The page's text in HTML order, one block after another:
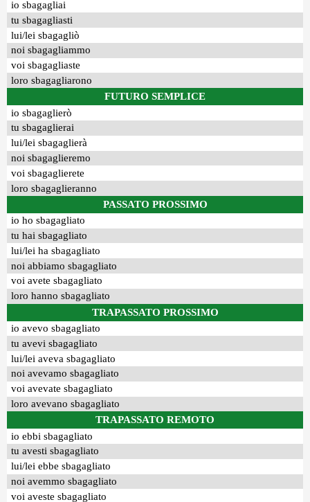
io sbagagliai
tu sbagagliasti
lui/lei sbagagliò
noi sbagagliammo
voi sbagagliaste
loro sbagagliarono
FUTURO SEMPLICE
io sbagaglierò
tu sbagaglierai
lui/lei sbagaglierà
noi sbagaglieremo
voi sbagaglierete
loro sbagaglieranno
PASSATO PROSSIMO
io ho sbagagliato
tu hai sbagagliato
lui/lei ha sbagagliato
noi abbiamo sbagagliato
voi avete sbagagliato
loro hanno sbagagliato
TRAPASSATO PROSSIMO
io avevo sbagagliato
tu avevi sbagagliato
lui/lei aveva sbagagliato
noi avevamo sbagagliato
voi avevate sbagagliato
loro avevano sbagagliato
TRAPASSATO REMOTO
io ebbi sbagagliato
tu avesti sbagagliato
lui/lei ebbe sbagagliato
noi avemmo sbagagliato
voi aveste sbagagliato